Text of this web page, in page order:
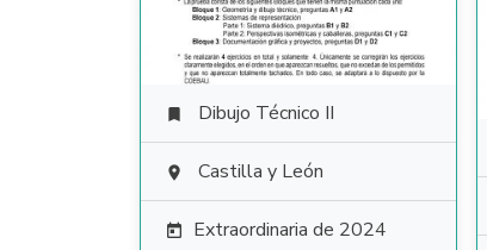
 Dibujo Técnico II
 Castilla y León
 Extraordinaria de 2024